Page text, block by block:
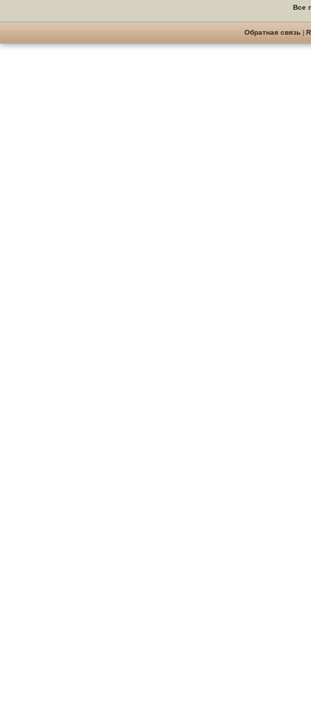
Все
Обратная связь